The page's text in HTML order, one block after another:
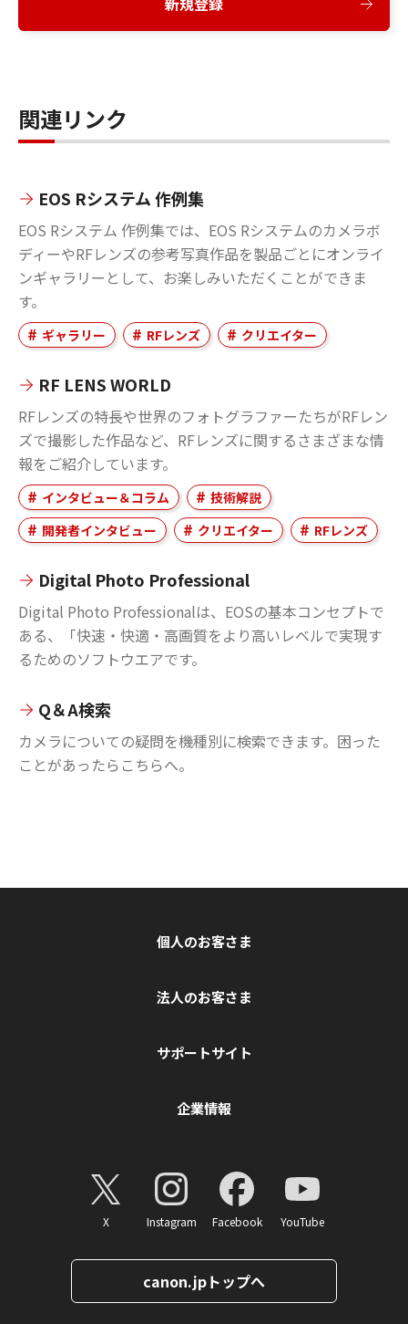
関連リンク
EOS Rシステム 作例集
EOS Rシステム 作例集では、EOS Rシステムのカメラボ
ディーやRFレンズの参考写真作品を製品ごとにオンライ
ンギャラリーとして、お楽しみいただくことができま
す。
ギャラリー RFレンズ クリエイター
RF LENS WORLD
RFレンズの特長や世界のフォトグラファーたちがRFレン
ズで撮影した作品など、RFレンズに関するさまざまな情
報をご紹介しています。
インタビュー＆コラム
技術解説
開発者インタビュー
クリエイター RFレンズ
Digital Photo Professional
Digital Photo Professionalは、EOSの基本コンセプトで
ある、「快速・快適・高画質をより高いレベルで実現す
るためのソフトウエアです。
Q＆A検索
カメラについての疑問を機種別に検索できます。困った
ことがあったらこちらへ。
個人のお客さま
法人のお客さま
サポートサイト
企業情報
X Instagram Facebook YouTube
canon.jpトップへ